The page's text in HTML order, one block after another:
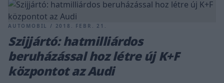
AUTOMOBIL / 2018. FEBR. 21.
Szijjártó: hatmilliárdos
beruházással hoz létre új K+F
központot az Audi